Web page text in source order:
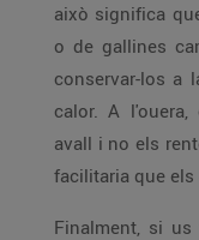
això significa
o de gallines
conservar-los a
calor. A l'ouera,
avall i no els
facilitaria que
Finalment, si us